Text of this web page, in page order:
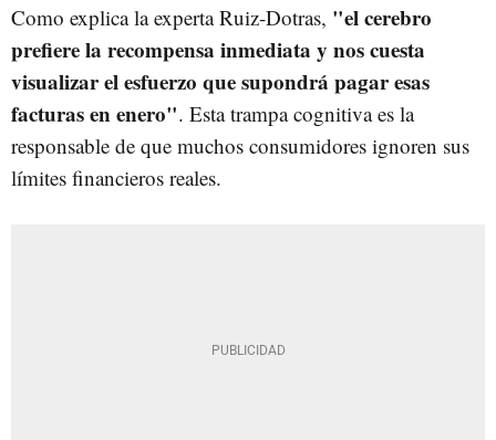
Como explica la experta Ruiz-Dotras, "el cerebro
prefiere la recompensa inmediata y nos cuesta
visualizar el esfuerzo que supondrá pagar esas
facturas en enero". Esta trampa cognitiva es la
responsable de que muchos consumidores ignoren sus
límites financieros reales.